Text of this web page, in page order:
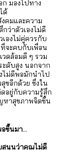
มองไปทาง
ด้
คมและความ
ว่าตัวเองไม่ดี
องไม่คู่ควรกับ
จะคบกับเพื่อน
ดล้อมดี ๆ รวม
ดับสูง นอกจาก
ไม่ดีพอมักนำไป
ขอีกด้วย ซึ่งใน
ดอยู่กับความรู้สึก
หาสุขภาพจิตขึ้น
ขึ้นมา...
สนุนว่าคุณไม่ดี